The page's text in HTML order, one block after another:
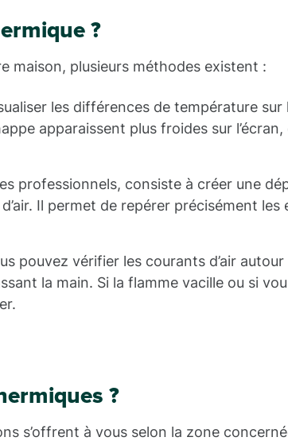
?
maison, plusieurs méthodes existent :
les différences de température sur
apparaissent plus froides sur l’écran,
professionnels, consiste à créer une
Il permet de repérer précisément les
pouvez vérifier les courants d’air
la main. Si la flamme vacille ou si
?
s’offrent à vous selon la zone